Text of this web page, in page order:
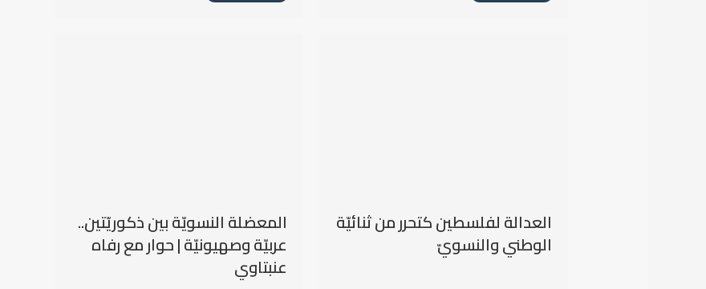
العدالة لفلسطين كتحرر من ثنائيّة
الوطني والنسويّ
المعضلة النسويّة بين ذكوريّتين..
عربيّة وصهيونيّة | حوار مع رفاه
عنبتاوي